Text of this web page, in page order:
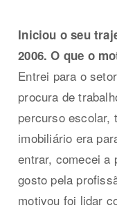
Iniciou o seu
2006. O que o
Entrei para o
procura de
percurso escolar,
imobiliário era
entrar, comecei a
gosto pela
motivou foi lidar